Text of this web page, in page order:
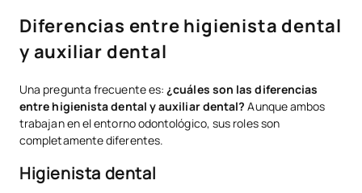
Diferencias entre higienista dental
y auxiliar dental
Una pregunta frecuente es: ¿cuáles son las diferencias
entre higienista dental y auxiliar dental? Aunque ambos
trabajan en el entorno odontológico, sus roles son
completamente diferentes.
Higienista dental